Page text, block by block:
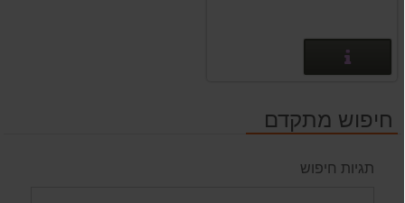
חיפוש מתקדם
תגיות חיפוש